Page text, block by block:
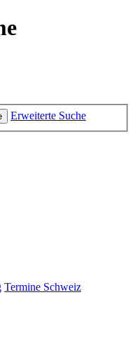
Erweiterte Suche
Termine Schweiz